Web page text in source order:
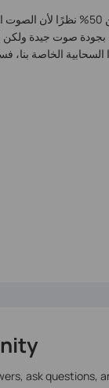
2. يرجى تقليل خرج الصوت إلى
40%-50% ليس فقط بجودة
السحابية الخاصة
ask questions,